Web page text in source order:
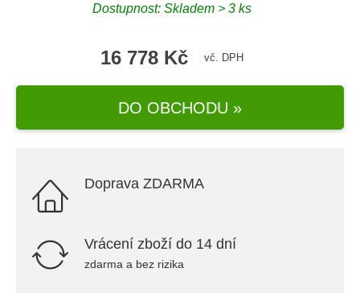
Dostupnost: Skladem > 3 ks
16 778 Kč vč. DPH
DO OBCHODU »
Doprava ZDARMA
Vrácení zboží do 14 dní
zdarma a bez rizika